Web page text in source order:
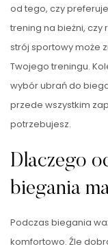
od tego, czy
trening na bieżni,
strój sportowy może
Twojego treningu.
wybór ubrań do
przede wszystkim
potrzebujesz.
Dlaczego
biegania
Podczas biegania
komfortowo. Źle